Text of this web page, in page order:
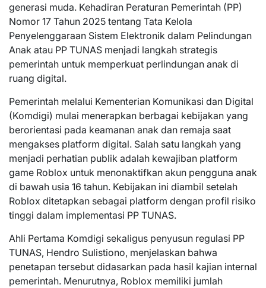
generasi muda. Kehadiran Peraturan Pemerintah (PP)
Nomor 17 Tahun 2025 tentang Tata Kelola
Penyelenggaraan Sistem Elektronik dalam Pelindungan
Anak atau PP TUNAS menjadi langkah strategis
pemerintah untuk memperkuat perlindungan anak di
ruang digital.
Pemerintah melalui Kementerian Komunikasi dan Digital
(Komdigi) mulai menerapkan berbagai kebijakan yang
berorientasi pada keamanan anak dan remaja saat
mengakses platform digital. Salah satu langkah yang
menjadi perhatian publik adalah kewajiban platform
game Roblox untuk menonaktifkan akun pengguna anak
di bawah usia 16 tahun. Kebijakan ini diambil setelah
Roblox ditetapkan sebagai platform dengan profil risiko
tinggi dalam implementasi PP TUNAS.
Ahli Pertama Komdigi sekaligus penyusun regulasi PP
TUNAS, Hendro Sulistiono, menjelaskan bahwa
penetapan tersebut didasarkan pada hasil kajian internal
pemerintah. Menurutnya, Roblox memiliki jumlah